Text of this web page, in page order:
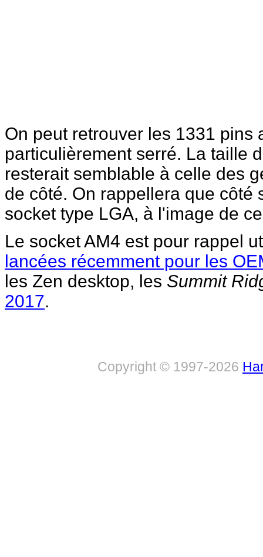
On peut retrouver les 1331 pins
particulièrement serré. La taille
resterait semblable à celle des
de côté. On rappellera que côté
socket type LGA, à l'image de
Le socket AM4 est pour rappel
lancées récemment pour les
les Zen desktop, les Summit
2017.
Copyright © 1997-2026